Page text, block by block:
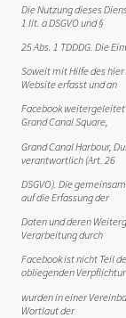
Die Nutzung dieses
1 lit. a DSGVO und §
25 Abs. 1 TDDDG. Die
Soweit mit Hilfe des
Website erfasst und an
Facebook
Grand Canal Square,
Grand Canal Harbour,
verantwortlich (Art. 26
DSGVO). Die
auf die Erfassung der
Daten und deren
Verarbeitung durch
Facebook ist nicht Teil
obliegenden
wurden in einer
Wortlaut der